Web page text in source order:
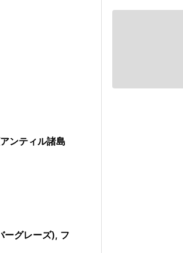
ンティル諸島
ーグレーズ), フ